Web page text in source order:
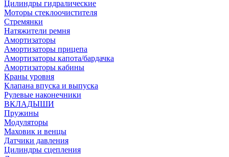
Цилиндры гидралические
Моторы стеклоочистителя
Стремянки
Натяжители ремня
Амортизаторы
Амортизаторы прицепа
Амортизаторы капота/бардачка
Амортизаторы кабины
Краны уровня
Клапана впуска и выпуска
Рулевые наконечники
ВКЛАДЫШИ
Пружины
Модуляторы
Маховик и венцы
Датчики давления
Цилиндры сцепления